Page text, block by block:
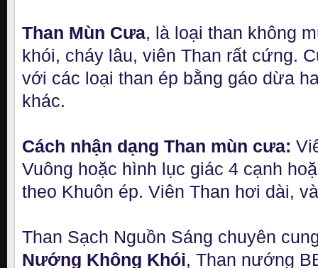
Than Mùn Cưa, là loại than không
khói, cháy lâu, viên Than rất cứng.
với các loại than ép bằng gáo dừa
khác.
Cách nhận dạng Than mùn cưa:
Vuông hoặc hình lục giác 4 cạnh
theo Khuôn ép. Viên Than hơi dài,
Than Sạch Nguồn Sáng chuyên
Nướng Không Khói, Than nướng